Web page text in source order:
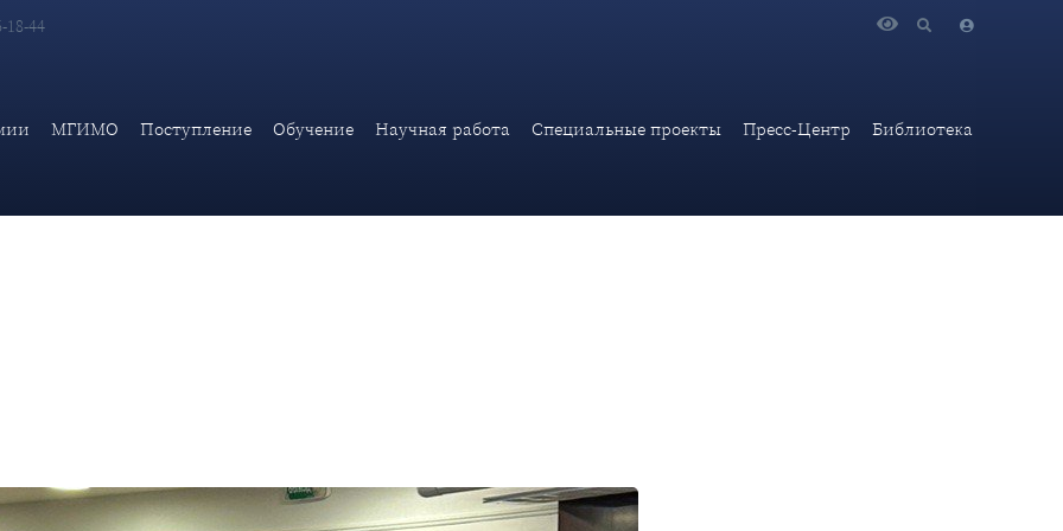
18-44
МГИМО Поступление Обучение Научная работа Специальные проекты Пресс-Центр Библиотека